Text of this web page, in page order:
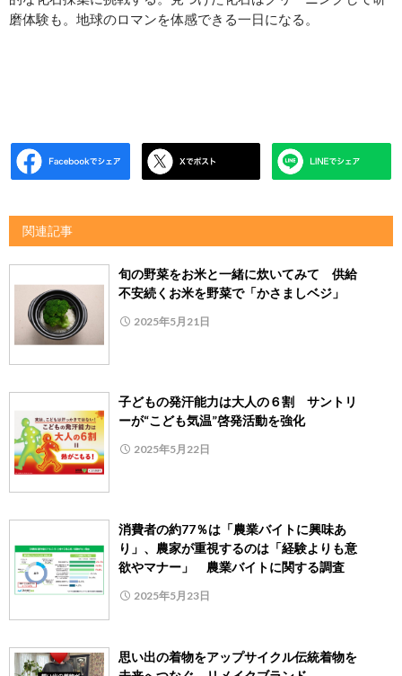
磨体験も。地球のロマンを体感できる一日になる。
関連記事
旬の野菜をお米と一緒に炊いてみて 供給
不安続くお米を野菜で「かさましベジ」
2025年5月21日
子どもの発汗能力は大人の６割 サントリ
ーが“こども気温”啓発活動を強化
2025年5月22日
消費者の約77％は「農業バイトに興味あ
り」、農家が重視するのは「経験よりも意
欲やマナー」 農業バイトに関する調査
2025年5月23日
思い出の着物をアップサイクル伝統着物を